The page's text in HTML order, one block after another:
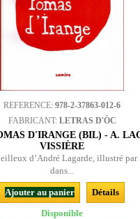
REFERENCE: 978-2-37863-012-6
FABRICANT: LETRAS D'ÒC
D'IRANGE (BIL) - A.
VISSIÈRE
d’André Lagarde, illustré par
dans...
Ajouter au panier
Détails
Disponible